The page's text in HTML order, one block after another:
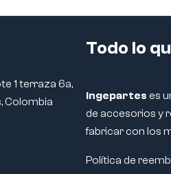
1 terraza 6a,
Colombia
Todo lo
Ingepartes es
de accesorios y
fabricar con los
Política de